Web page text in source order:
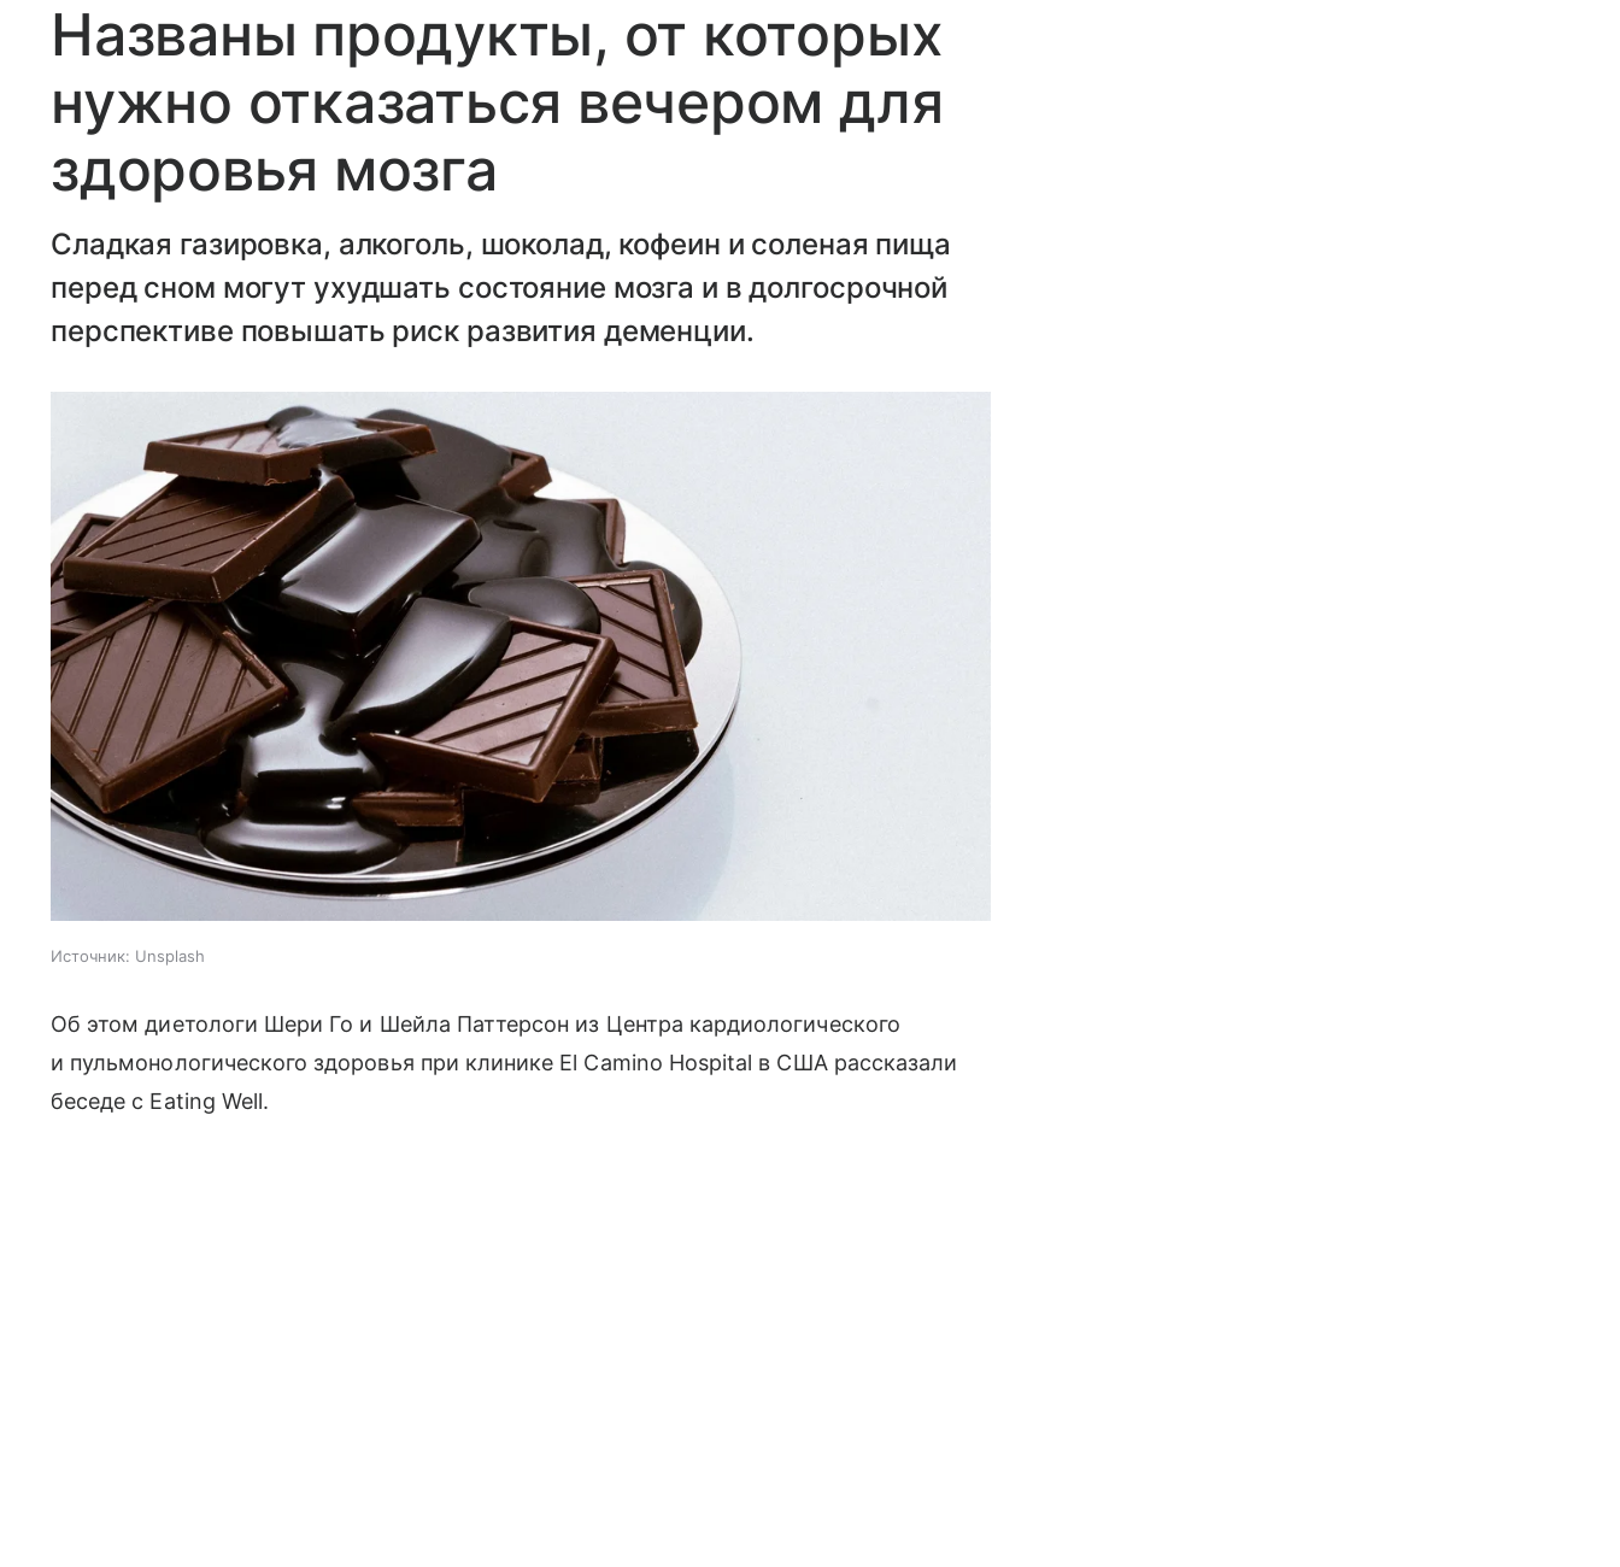
Названы продукты, от которых
нужно отказаться вечером для
здоровья мозга
Сладкая газировка, алкоголь, шоколад, кофеин и соленая пища
перед сном могут ухудшать состояние мозга и в долгосрочной
перспективе повышать риск развития деменции.
Источник: Unsplash
Об этом диетологи Шери Го и Шейла Паттерсон из Центра кардиологического
и пульмонологического здоровья при клинике El Camino Hospital в США рассказали
беседе с Eating Well.